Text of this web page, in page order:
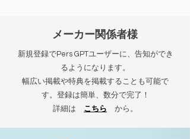
メーカー関係者様
新規登録でPers GPTユーザーに、告知ができ
るようになります。
幅広い掲載や特典を掲載することも可能で
す。登録は簡単、数分で完了！
詳細は こちら から。